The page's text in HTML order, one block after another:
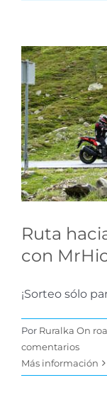
Ruta
Ruta
con
¡Sorteo sólo
Por Ruralka On
comentarios
Más información